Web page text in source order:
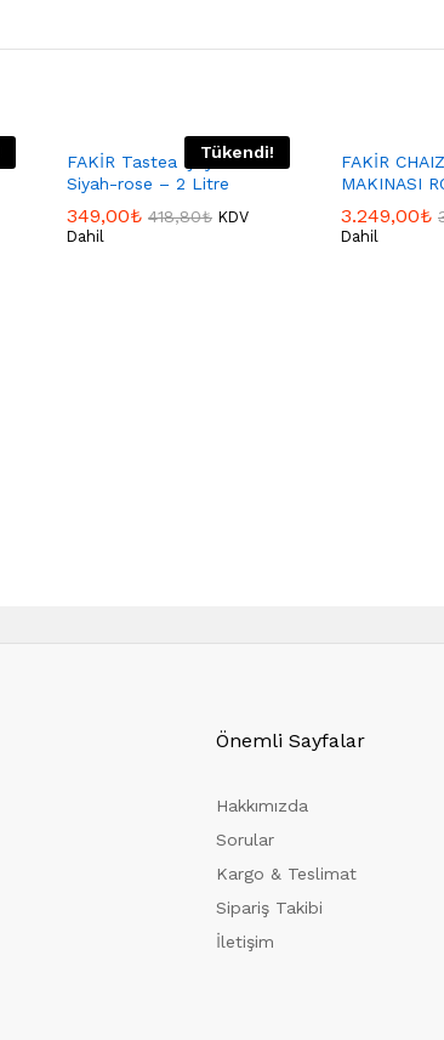
Tükendi!
FAKİR Tastea Çay Makinesi
Siyah-rose – 2 Litre
349,00₺ 418,80₺ KDV
Dahil
FAKİR
MAKINASI
3.249,00₺
Dahil
Önemli Sayfalar
Hakkımızda
Sorular
Kargo & Teslimat
Sipariş Takibi
İletişim